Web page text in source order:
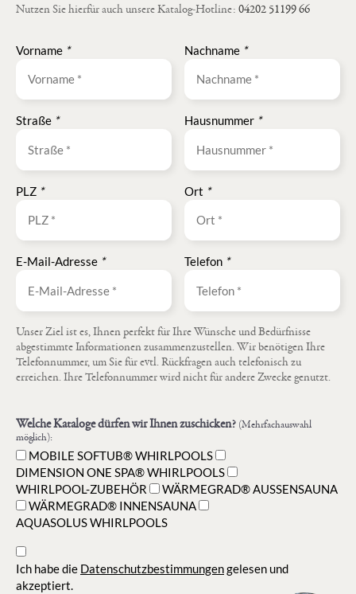
Nutzen Sie hierfür auch unsere Katalog-Hotline: 04202 51199 66
Vorname * Nachname *
Straße * Hausnummer *
PLZ * Ort *
E-Mail-Adresse * Telefon *
Unser Ziel ist es, Ihnen perfekt für Ihre Wünsche und Bedürfnisse
abgestimmte Informationen zusammenzustellen. Wir benötigen Ihre
Telefonnummer, um Sie für evtl. Rückfragen auch telefonisch zu
erreichen. Ihre Telefonnummer wird nicht für andere Zwecke genutzt.
Welche Kataloge dürfen wir Ihnen zuschicken? (Mehrfachauswahl
möglich):
MOBILE SOFTUB® WHIRLPOOLS
DIMENSION ONE SPA® WHIRLPOOLS
WHIRLPOOL-ZUBEHÖR
WÄRMEGRAD® AUSSENSAUNA
WÄRMEGRAD® INNENSAUNA
AQUASOLUS WHIRLPOOLS
Ich habe die Datenschutzbestimmungengelesen und
akzeptiert.